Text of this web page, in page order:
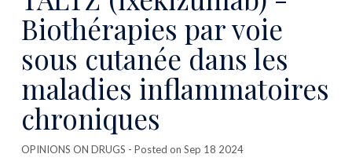
Biothérapies par voie
sous cutanée dans les
maladies inflammatoires
chroniques
OPINIONS ON DRUGS - Posted on Sep 18 2024